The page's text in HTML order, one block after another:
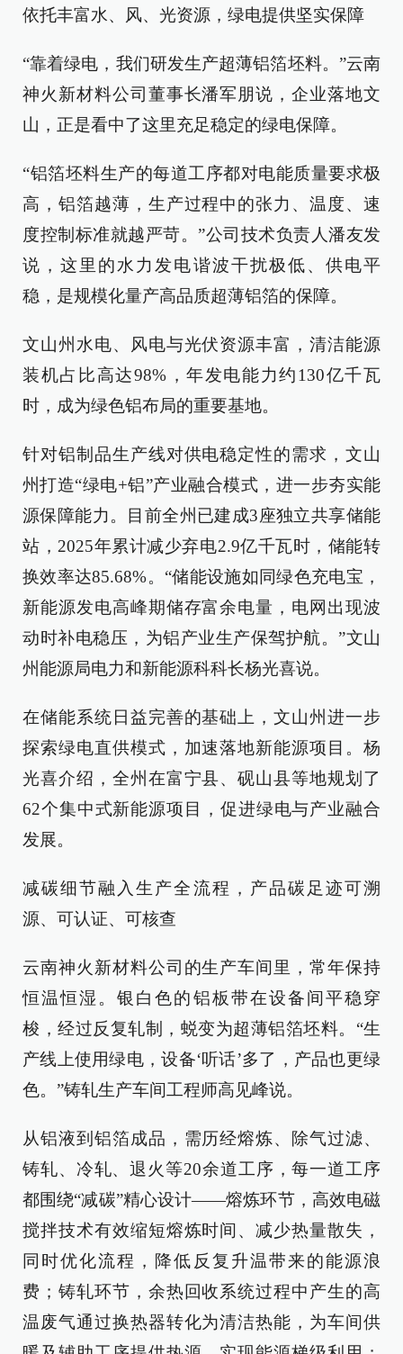
依托丰富水、风、光资源，绿电提供坚实保障
“靠着绿电，我们研发生产超薄铝箔坯料。”云南
神火新材料公司董事长潘军朋说，企业落地文
山，正是看中了这里充足稳定的绿电保障。
“铝箔坯料生产的每道工序都对电能质量要求极
高，铝箔越薄，生产过程中的张力、温度、速
度控制标准就越严苛。”公司技术负责人潘友发
说，这里的水力发电谐波干扰极低、供电平
稳，是规模化量产高品质超薄铝箔的保障。
文山州水电、风电与光伏资源丰富，清洁能源
装机占比高达98%，年发电能力约130亿千瓦
时，成为绿色铝布局的重要基地。
针对铝制品生产线对供电稳定性的需求，文山
州打造“绿电+铝”产业融合模式，进一步夯实能
源保障能力。目前全州已建成3座独立共享储能
站，2025年累计减少弃电2.9亿千瓦时，储能转
换效率达85.68%。“储能设施如同绿色充电宝，
新能源发电高峰期储存富余电量，电网出现波
动时补电稳压，为铝产业生产保驾护航。”文山
州能源局电力和新能源科科长杨光喜说。
在储能系统日益完善的基础上，文山州进一步
探索绿电直供模式，加速落地新能源项目。杨
光喜介绍，全州在富宁县、砚山县等地规划了
62个集中式新能源项目，促进绿电与产业融合
发展。
减碳细节融入生产全流程，产品碳足迹可溯
源、可认证、可核查
云南神火新材料公司的生产车间里，常年保持
恒温恒湿。银白色的铝板带在设备间平稳穿
梭，经过反复轧制，蜕变为超薄铝箔坯料。“生
产线上使用绿电，设备‘听话’多了，产品也更绿
色。”铸轧生产车间工程师高见峰说。
从铝液到铝箔成品，需历经熔炼、除气过滤、
铸轧、冷轧、退火等20余道工序，每一道工序
都围绕“减碳”精心设计——熔炼环节，高效电磁
搅拌技术有效缩短熔炼时间、减少热量散失，
同时优化流程，降低反复升温带来的能源浪
费；铸轧环节，余热回收系统过程中产生的高
温废气通过换热器转化为清洁热能，为车间供